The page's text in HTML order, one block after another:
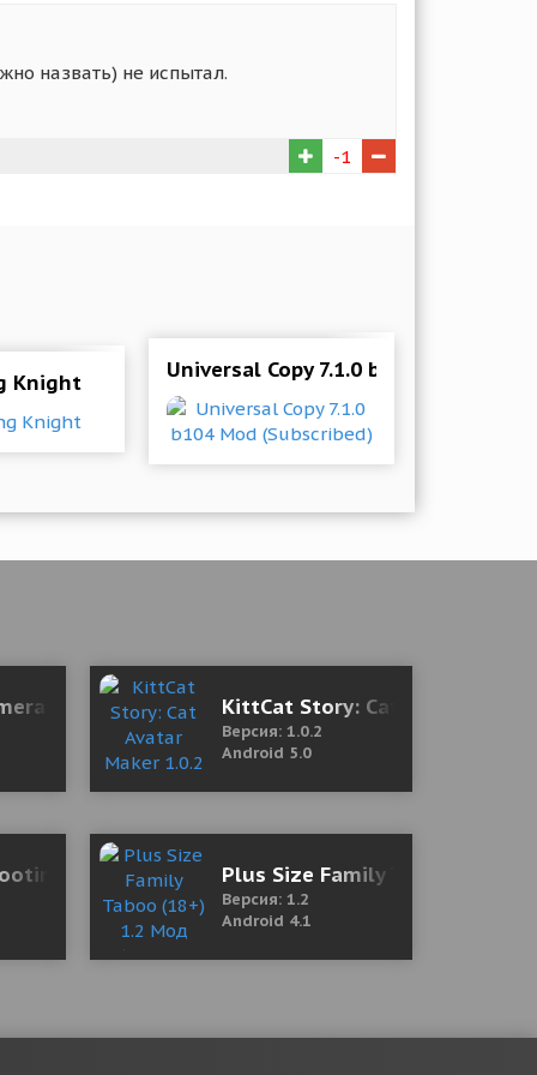
назвать) не испытал.
-1
Knight Universal Copy 7.1.0 b104 Mod
Monitor (Onvifer) 22.09 Mod (Pro)
KittCat Story: Cat Avatar
Версия: 1.0.2
Android 5.0
Squad: Battleground Army Combat
Plus Size Family Taboo (18+)
Версия: 1.2
Android 4.1